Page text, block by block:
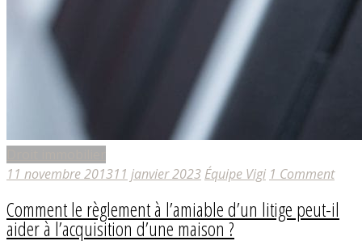
11 novembre 201311 janvier 2023 Équipe Vigi 1 Comment
Comment le règlement à l’amiable d’un litige peut-il
aider à l’acquisition d’une maison ?